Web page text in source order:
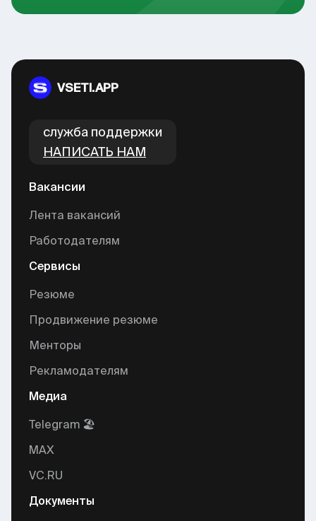
VSETI.APP
cлужба поддержки
НАПИСАТЬ НАМ
Вакансии
Лента вакансий
Работодателям
Сервисы
Резюме
Продвижение резюме
Менторы
Рекламодателям
Медиа
Telegram 🏖
MAX
VC.RU
Документы